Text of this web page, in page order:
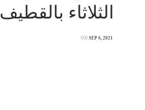
الثلاثاء بالقطيف
ON SEP 6, 2021